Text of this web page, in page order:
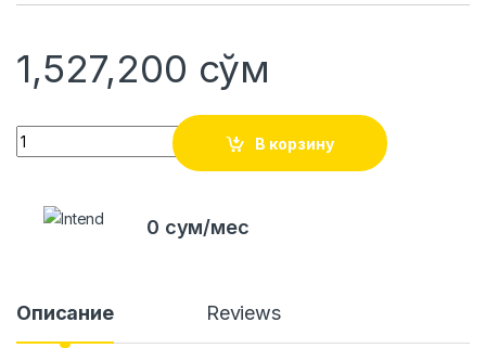
1,527,200 сўм
Quantity
В корзину
0 сум/мес
Описание Reviews